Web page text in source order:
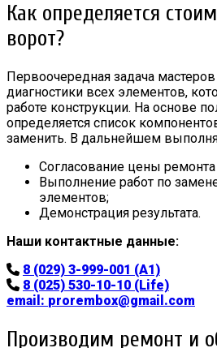
Как определяется
ворот?
Первоочередная задача
диагностики всех элементов,
работе конструкции. На основе
определяется список
заменить. В дальнейшем
Согласование цены
Выполнение работ по
элементов;
Демонстрация результата.
Наши контактные данные:
8 (029) 3-999-001 (A1)
8 (025) 530-10-10 (Life)
email: prorembox@gmail.com
Производим ремонт и